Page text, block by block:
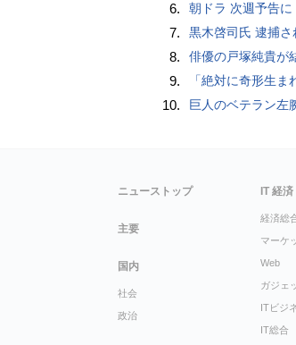
6. 朝ドラ 次週予告に
7. 黒木啓司氏 逮捕さ
8. 俳優の戸塚純貴が
9. 「絶対に奇形生
10. 巨人のベテラン左
ニューストップ
主要
国内
社会
政治
IT 経済
経済総
マーケ
Web
ガジェ
ITビジ
IT総合